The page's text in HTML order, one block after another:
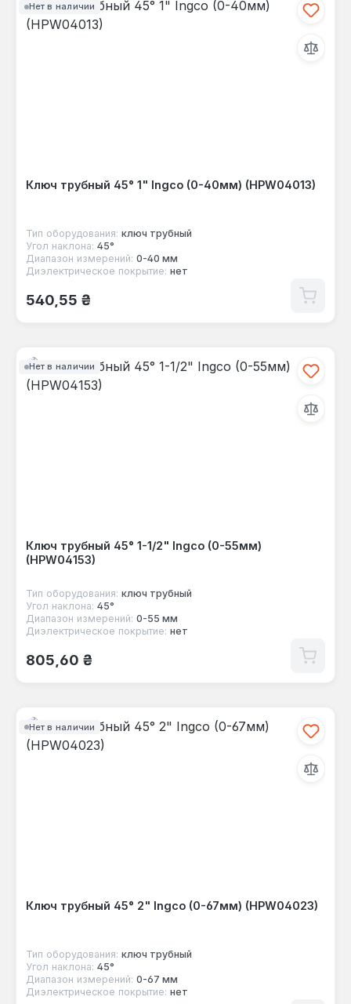
Нет в наличии
Ключ трубный 45° 1" Ingco (0-40мм) (HPW04013)
Тип оборудования: ключ трубный
Угол наклона: 45°
Диапазон измерений: 0-40 мм
Диэлектрическое покрытие: нет
Обычная цена:
540,55 ₴
Нет в наличии
Ключ трубный 45° 1-1/2" Ingco (0-55мм)
(HPW04153)
Тип оборудования: ключ трубный
Угол наклона: 45°
Диапазон измерений: 0-55 мм
Диэлектрическое покрытие: нет
Обычная цена:
805,60 ₴
Нет в наличии
Ключ трубный 45° 2" Ingco (0-67мм) (HPW04023)
Тип оборудования: ключ трубный
Угол наклона: 45°
Диапазон измерений: 0-67 мм
Диэлектрическое покрытие: нет